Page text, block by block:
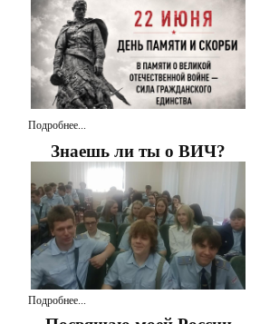
Подробнее...
Знаешь ли ты о ВИЧ?
Подробнее...